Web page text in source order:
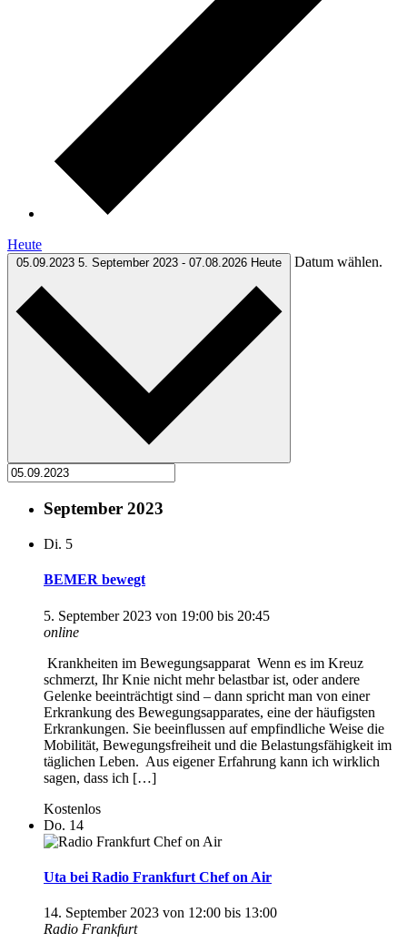
Heute
05.09.2023 5. September 2023 - 07.08.2026 Heute Datum wählen.
September 2023
Di. 5
BEMER bewegt
5. September 2023 von 19:00 bis 20:45
online
Krankheiten im Bewegungsapparat Wenn es im Kreuz
schmerzt, Ihr Knie nicht mehr belastbar ist, oder andere
Gelenke beeinträchtigt sind – dann spricht man von einer
Erkrankung des Bewegungsapparates, eine der häufigsten
Erkrankungen. Sie beeinflussen auf empfindliche Weise die
Mobilität, Bewegungsfreiheit und die Belastungsfähigkeit im
täglichen Leben. Aus eigener Erfahrung kann ich wirklich
sagen, dass ich […]
Kostenlos
Do. 14
Uta bei Radio Frankfurt Chef on Air
14. September 2023 von 12:00 bis 13:00
Radio Frankfurt